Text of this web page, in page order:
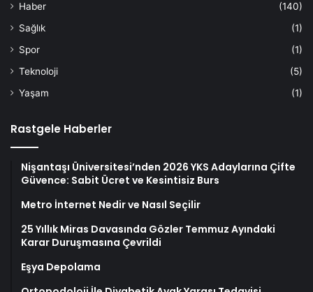
Haber
(140)
Sağlık
(1)
Spor
(1)
Teknoloji
(5)
Yaşam
(1)
Rastgele Haberler
Nişantaşı Üniversitesi’nden 2026 YKS Adaylarına Çifte
Güvence: Sabit Ücret ve Kesintisiz Burs
Metro İnternet Nedir ve Nasıl Seçilir
25 Yıllık Miras Davasında Gözler Temmuz Ayındaki
Karar Duruşmasına Çevrildi
Eşya Depolama